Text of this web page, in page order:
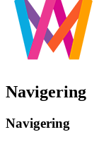
Navigering
Navigering